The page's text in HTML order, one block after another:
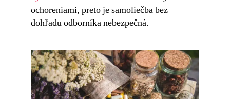
ochoreniami, preto je samoliečba bez
dohľadu odborníka nebezpečná.